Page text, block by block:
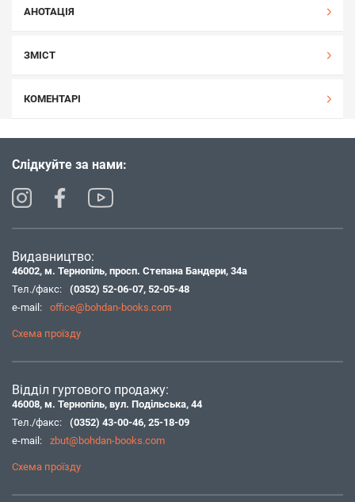
АНОТАЦІЯ
ЗМІСТ
КОМЕНТАРІ
Слідкуйте за нами:
Видавництво:
46002, м. Тернопіль, просп. Степана Бандери, 34а
Тел./факс:
(0352) 52-06-07, 52-05-48
e-mail:
office@bohdan-books.com
Схема проїзду
Відділ гуртового продажу:
46008, м. Тернопіль, вул. Подільська, 44
Тел./факс:
(0352) 43-00-46, 25-18-09
e-mail:
zbut@bohdan-books.com
Схема проїзду